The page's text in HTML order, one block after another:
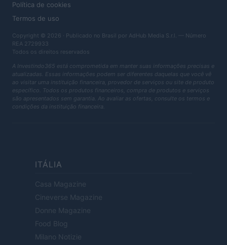
Política de cookies
Termos de uso
Copyright © 2026 · Publicado no Brasil por AdHub Media S.r.l. — Número
REA 2729933
Todos os direitos reservados
A Investindo365 está comprometida em manter suas informações precisas e
atualizadas. Essas informações podem ser diferentes daquelas que você vê
ao visitar uma instituição financeira, provedor de serviços ou site de produto
específico. Todos os produtos financeiros, compra de produtos e serviços
são apresentados sem garantia. Ao avaliar as ofertas, consulte os termos e
condições da instituição financeira.
ITÁLIA
Casa Magazine
Cineverse Magazine
Donne Magazine
Food Blog
Milano Notizie